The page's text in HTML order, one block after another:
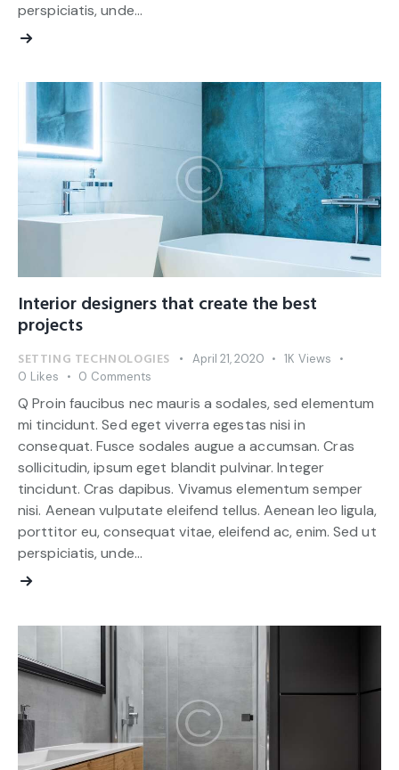
perspiciatis, unde…
Interior designers that create the best
projects
SETTING TECHNOLOGIES April 21, 2020 1K Views
0 Likes 0 Comments
Q Proin faucibus nec mauris a sodales, sed elementum
mi tincidunt. Sed eget viverra egestas nisi in
consequat. Fusce sodales augue a accumsan. Cras
sollicitudin, ipsum eget blandit pulvinar. Integer
tincidunt. Cras dapibus. Vivamus elementum semper
nisi. Aenean vulputate eleifend tellus. Aenean leo ligula,
porttitor eu, consequat vitae, eleifend ac, enim. Sed ut
perspiciatis, unde…